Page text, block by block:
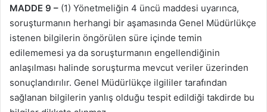
MADDE 9 – (1) Yönetmeliğin 4 üncü maddesi uyarınca,
soruşturmanın herhangi bir aşamasında Genel Müdürlükçe
istenen bilgilerin öngörülen süre içinde temin
edilememesi ya da soruşturmanın engellendiğinin
anlaşılması halinde soruşturma mevcut veriler üzerinden
sonuçlandırılır. Genel Müdürlükçe ilgililer tarafından
sağlanan bilgilerin yanlış olduğu tespit edildiği takdirde bu